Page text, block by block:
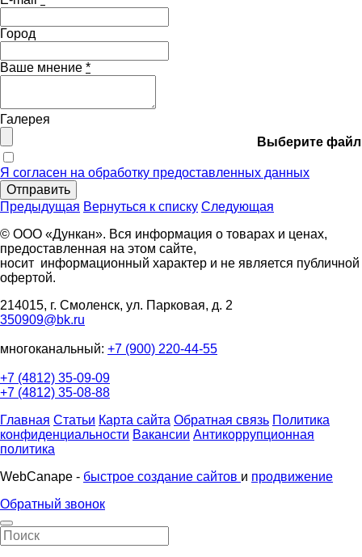
Город
Ваше мнение *
Галерея
Выберите файл
Я согласен на обработку предоставленных данных
Отправить
Предыдущая Вернуться к списку Следующая
© ООО «Дункан». Вся информация о товарах и ценах,
предоставленная на этом сайте,
носит информационный характер и не является публичной
офертой.
214015, г. Смоленск, ул. Парковая, д. 2
350909@bk.ru
многоканальный: +7 (900) 220-44-55
+7 (4812) 35-09-09
+7 (4812) 35-08-88
Главная Статьи Карта сайта Обратная связь Политика
конфиденциальности Вакансии Антикоррупционная
политика
WebCanape - быстрое создание сайтов и продвижение
Обратный звонок